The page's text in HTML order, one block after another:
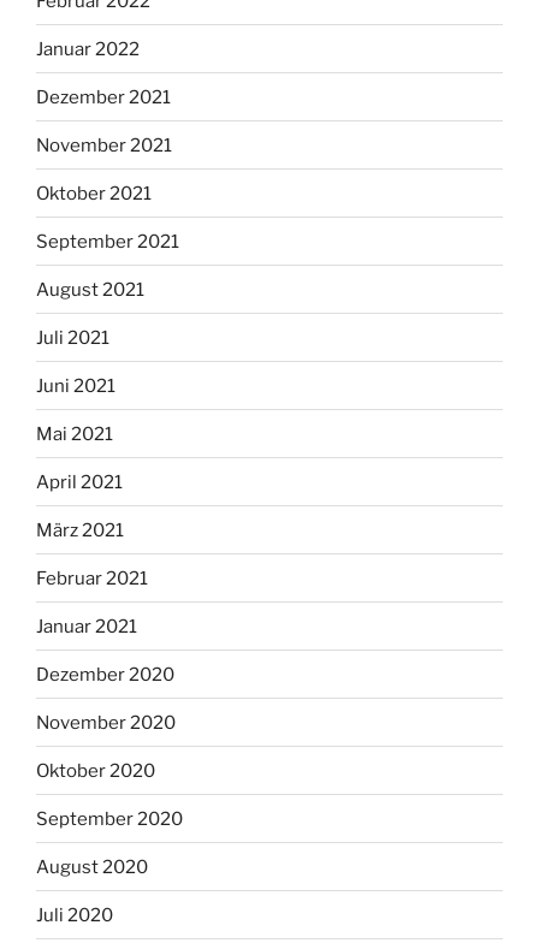
Januar 2022
Dezember 2021
November 2021
Oktober 2021
September 2021
August 2021
Juli 2021
Juni 2021
Mai 2021
April 2021
März 2021
Februar 2021
Januar 2021
Dezember 2020
November 2020
Oktober 2020
September 2020
August 2020
Juli 2020